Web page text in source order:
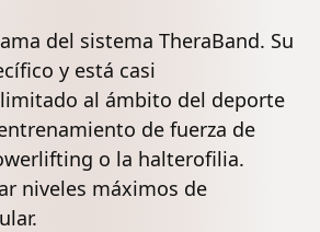
del sistema TheraBand. Su
y está casi
al ámbito del deporte
de fuerza de
o la halterofilia.
niveles máximos de